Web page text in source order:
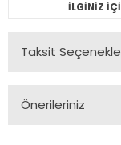
İLGİNİZ
Taksit
Önerileriniz